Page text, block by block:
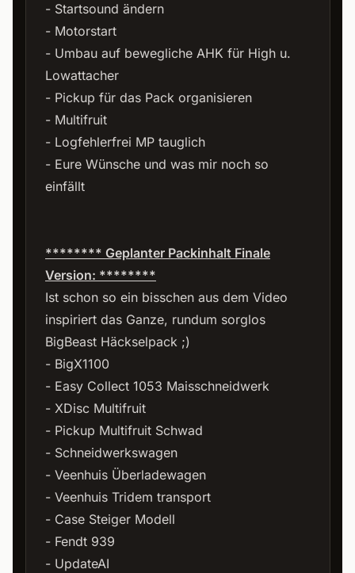
- Startsound ändern
- Motorstart
- Umbau auf bewegliche AHK für High u.
Lowattacher
- Pickup für das Pack organisieren
- Multifruit
- Logfehlerfrei MP tauglich
- Eure Wünsche und was mir noch so
einfällt
******** Geplanter Packinhalt Finale
Version: ********
Ist schon so ein bisschen aus dem Video
inspiriert das Ganze, rundum sorglos
BigBeast Häckselpack ;)
- BigX1100
- Easy Collect 1053 Maisschneidwerk
- XDisc Multifruit
- Pickup Multifruit Schwad
- Schneidwerkswagen
- Veenhuis Überladewagen
- Veenhuis Tridem transport
- Case Steiger Modell
- Fendt 939
- UpdateAI